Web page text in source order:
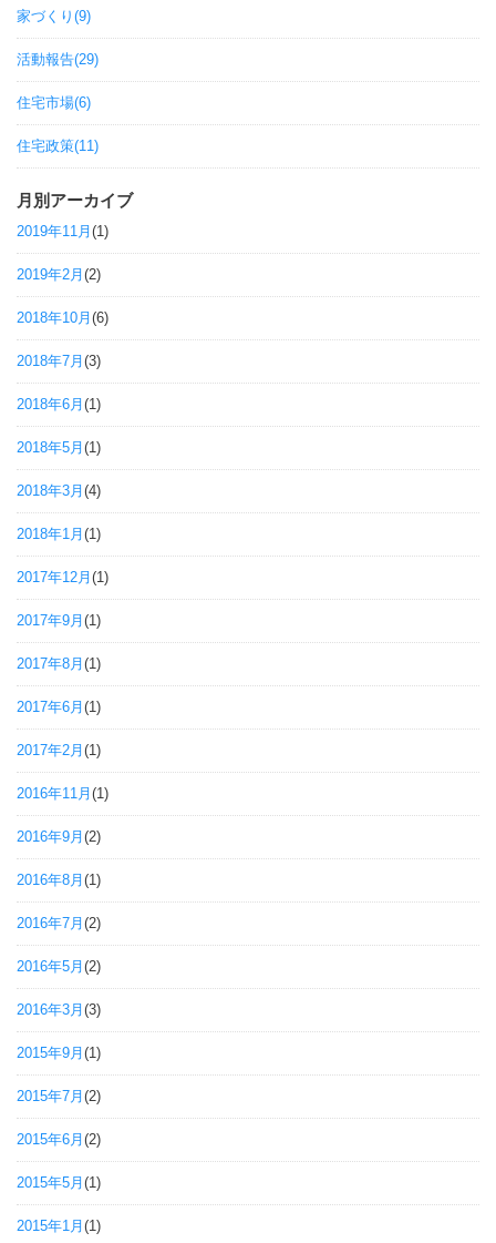
家づくり(9)
活動報告(29)
住宅市場(6)
住宅政策(11)
月別アーカイブ
2019年11月 (1)
2019年2月 (2)
2018年10月 (6)
2018年7月 (3)
2018年6月 (1)
2018年5月 (1)
2018年3月 (4)
2018年1月 (1)
2017年12月 (1)
2017年9月 (1)
2017年8月 (1)
2017年6月 (1)
2017年2月 (1)
2016年11月 (1)
2016年9月 (2)
2016年8月 (1)
2016年7月 (2)
2016年5月 (2)
2016年3月 (3)
2015年9月 (1)
2015年7月 (2)
2015年6月 (2)
2015年5月 (1)
2015年1月 (1)